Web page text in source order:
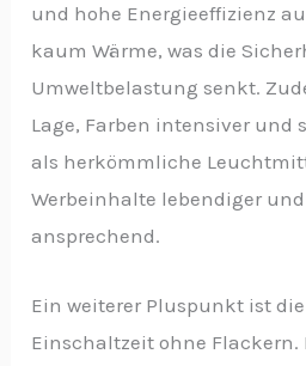
und hohe Energieeffizienz
kaum Wärme, was die
Umweltbelastung senkt.
Lage, Farben intensiver und
als herkömmliche
Werbeinhalte lebendiger
ansprechend.
Ein weiterer Pluspunkt ist
Einschaltzeit ohne Flackern.